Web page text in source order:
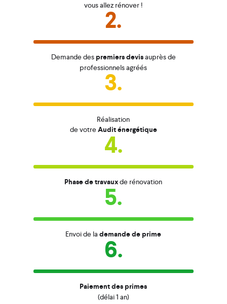
vous allez rénover !
2.
Demande des premiers devisauprès de
professionnels agréés
3.
Réalisation
de votre Audit énergétique
4.
Phase de travauxde rénovation
5.
Envoi de lademande de prime
6.
Paiement des primes
(délai 1 an)